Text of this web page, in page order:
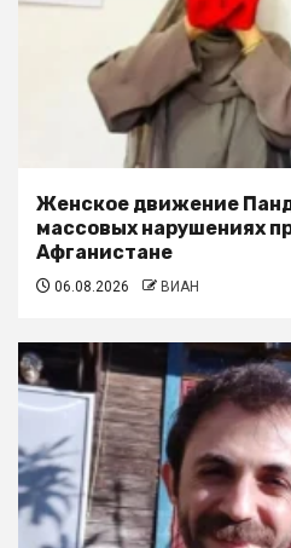
Женское движение
массовых нарушениях
Афганистане
06.08.2026 ВИАН